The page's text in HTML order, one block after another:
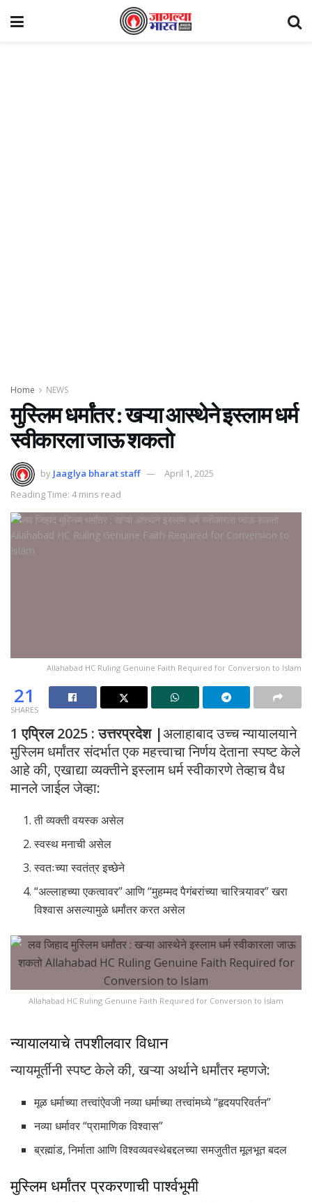
Home NEWS
मुस्लिम धर्मांतर : खऱ्या आस्थेने इस्लाम धर्म
स्वीकारला जाऊ शकतो
by Jaaglya bharat staff
April 1, 2025
Reading Time: 4 mins read
Allahabad HC Ruling Genuine Faith Required for Conversion to Islam
21
SHARES
1 एप्रिल 2025 : उत्तरप्रदेश |अलाहाबाद उच्च न्यायालयाने
मुस्लिम धर्मांतर संदर्भात एक महत्त्वाचा निर्णय देताना स्पष्ट केले
आहे की, एखाद्या व्यक्तीने इस्लाम धर्म स्वीकारणे तेव्हाच वैध
मानले जाईल जेव्हा:
ती व्यक्ती वयस्क असेल
स्वस्थ मनाची असेल
स्वतःच्या स्वतंत्र इच्छेने
“अल्लाहच्या एकत्वावर” आणि “मुहम्मद पैगंबरांच्या चारित्र्यावर” खरा
विश्वास असल्यामुळे धर्मांतर करत असेल
Allahabad HC Ruling Genuine Faith Required for Conversion to Islam
न्यायालयाचे तपशीलवार विधान
न्यायमूर्तीनी स्पष्ट केले की, खऱ्या अर्थाने धर्मांतर म्हणजे:
मूळ धर्माच्या तत्त्वांऐवजी नव्या धर्माच्या तत्त्वांमध्ये “हृदयपरिवर्तन”
नव्या धर्मावर “प्रामाणिक विश्वास”
ब्रह्मांड, निर्माता आणि विश्वव्यवस्थेबद्दलच्या समजुतीत मूलभूत बदल
मुस्लिम धर्मांतर प्रकरणाची पार्श्वभूमी